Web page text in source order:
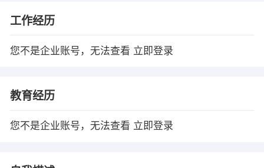
工作经历
您不是企业账号，无法查看 立即登录
教育经历
您不是企业账号，无法查看 立即登录